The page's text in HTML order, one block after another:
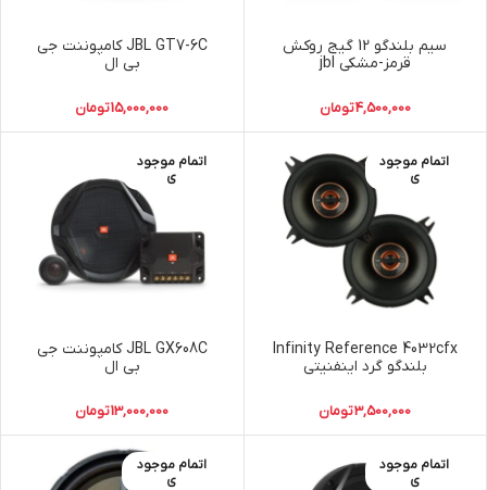
سیم بلندگو 12 گیج روکش
قرمز-مشکی jbl
4,500,000تومان
JBL GT7-6C كامپوننت جي
بي ال
15,000,000تومان
اتمام موجود
ی
Infinity Reference 4032cfx
بلندگو گرد اینفنیتی
3,500,000تومان
اتمام موجود
ی
JBL GX608C کامپوننت جی
بی ال
13,000,000تومان
اتمام موجود
ی
اتمام موجود
ی